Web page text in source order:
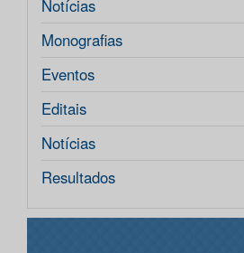
Notícias
Monografias
Eventos
Editais
Notícias
Resultados